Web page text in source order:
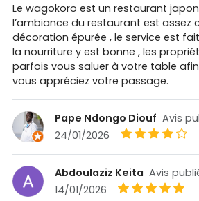
Le wagokoro est un restaurant
l’ambiance du restaurant est assez
décoration épurée , le service est
la nourriture y est bonne , les
parfois vous saluer à votre table afin
vous appréciez votre passage.
Pape Ndongo Diouf Avis
24/01/2026
Abdoulaziz Keita Avis
14/01/2026